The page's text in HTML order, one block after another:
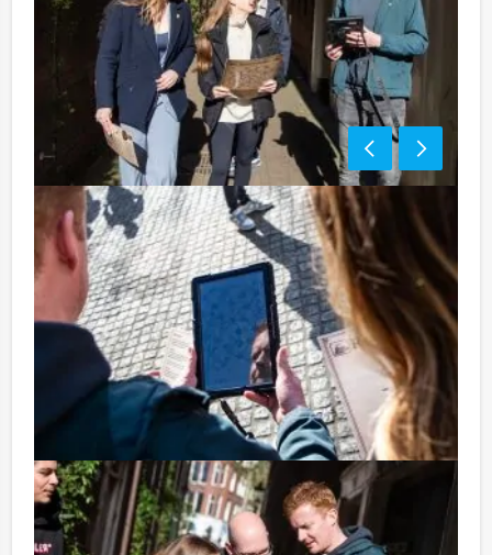
Tip:
Niet telkens uw knip hoeven trekken om uw drankje af
te rekenen? Voor € 13,50 per persoon per uur (excl.
BTW) kunt u gebruikmaken van het drankarrangement,
waarbij u onbeperkt kunt genieten van bier, fris,
huiswijn, koffie en thee. En… zo komt u ook achteraf
niet voor verrassingen te staan!
Reservering voor kleinere groepen:
Komt u niet aan het minimale aantal deelnemers voor
deze activiteit? Als u bereid bent voor het minimale
aantal te betalen, kunt u ook gewoon voor minder
personen boeken!